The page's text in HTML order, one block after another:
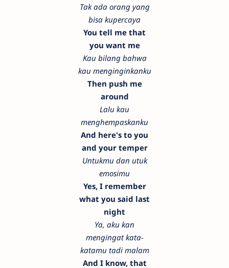
Tak ada orang yang
bisa kupercaya
You tell me that
you want me
Kau bilang bahwa
kau menginginkanku
Then push me
around
Lalu kau
menghempaskanku
And here's to you
and your temper
Untukmu dan utuk
emosimu
Yes, I remember
what you said last
night
Ya, aku kan
mengingat kata-
katamu tadi malam
And I know, that